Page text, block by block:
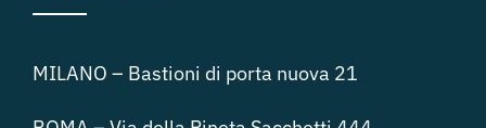
MILANO – Bastioni di porta nuova 21